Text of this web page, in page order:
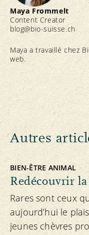
Maya Frommelt
Content Creator
blog@bio-suisse.ch
Maya a travaillé chez
web.
Autres
BIEN-ÊTRE ANIMAL
Redécouvrir
Rares sont ceux
aujourd’hui le
jeunes chèvres